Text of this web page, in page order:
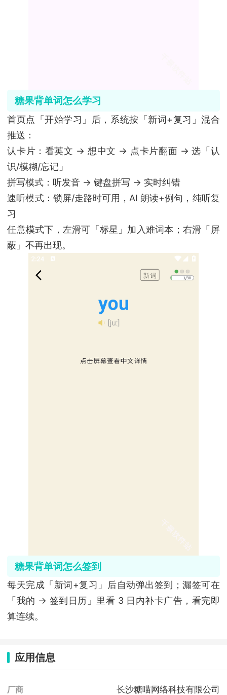
糖果背单词怎么学习
首页点「开始学习」后，系统按「新词+复习」混合
推送：
认卡片：看英文 → 想中文 → 点卡片翻面 → 选「认
识/模糊/忘记」
拼写模式：听发音 → 键盘拼写 → 实时纠错
速听模式：锁屏/走路时可用，AI 朗读+例句，纯听复
习
任意模式下，左滑可「标星」加入难词本；右滑「屏
蔽」不再出现。
糖果背单词怎么签到
每天完成「新词+复习」后自动弹出签到；漏签可在
「我的 → 签到日历」里看 3 日内补卡广告，看完即
算连续。
应用信息
厂商 长沙糖喵网络科技有限公司